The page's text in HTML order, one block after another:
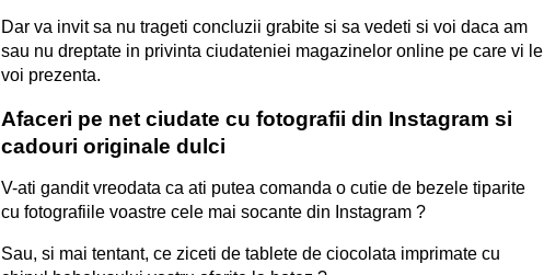
Dar va invit sa nu trageti concluzii grabite si sa vedeti si voi daca am
sau nu dreptate in privinta ciudateniei magazinelor online pe care vi le
voi prezenta.
Afaceri pe net ciudate cu fotografii din Instagram si
cadouri originale dulci
V-ati gandit vreodata ca ati putea comanda o cutie de bezele tiparite
cu fotografiile voastre cele mai socante din Instagram ?
Sau, si mai tentant, ce ziceti de tablete de ciocolata imprimate cu